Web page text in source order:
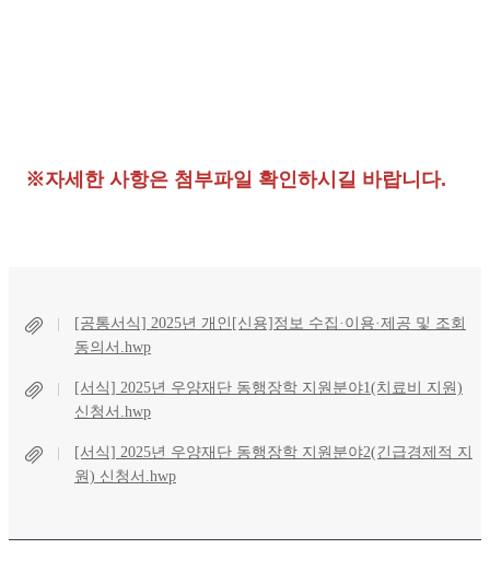
※자세한 사항은 첨부파일 확인하시길 바랍니다.
[공통서식] 2025년 개인[신용]정보 수집·이용·제공 및 조회
동의서.hwp
[서식] 2025년 우양재단 동행장학 지원분야1(치료비 지원)
신청서.hwp
[서식] 2025년 우양재단 동행장학 지원분야2(긴급경제적 지
원) 신청서.hwp